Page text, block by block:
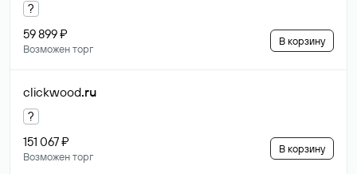
?
59 899 ₽
Возможен торг
В корзину
clickwood.ru
?
151 067 ₽
Возможен торг
В корзину